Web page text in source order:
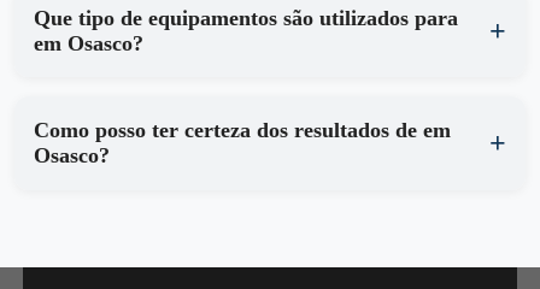
Que tipo de equipamentos são utilizados para
em Osasco?
Como posso ter certeza dos resultados de em
Osasco?